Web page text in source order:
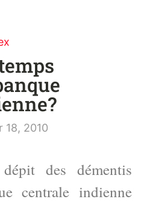
18, 2010
des démentis
centrale indienne